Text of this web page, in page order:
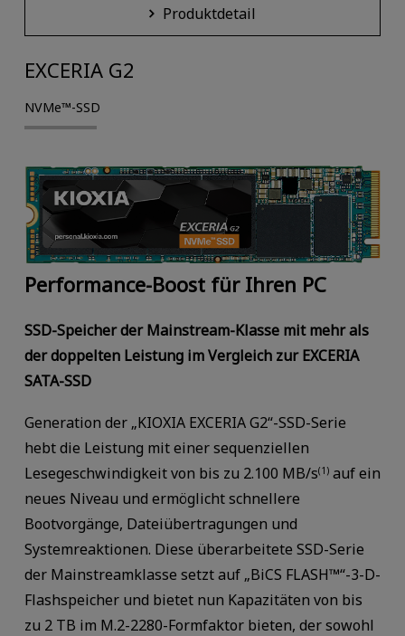
Produktdetail
EXCERIA G2
NVMe™-SSD
Performance-Boost für Ihren PC
SSD-Speicher der Mainstream-Klasse mit mehr als
der doppelten Leistung im Vergleich zur EXCERIA
SATA-SSD
Generation der „KIOXIA EXCERIA G2“-SSD-Serie
hebt die Leistung mit einer sequenziellen
Lesegeschwindigkeit von bis zu 2.100 MB/s(1)auf ein
neues Niveau und ermöglicht schnellere
Bootvorgänge, Dateiübertragungen und
Systemreaktionen. Diese überarbeitete SSD-Serie
der Mainstreamklasse setzt auf „BiCS FLASH™“-3-D-
Flashspeicher und bietet nun Kapazitäten von bis
zu 2 TB im M.2-2280-Formfaktor bieten, der sowohl